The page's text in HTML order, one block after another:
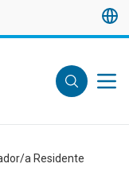
a Residente